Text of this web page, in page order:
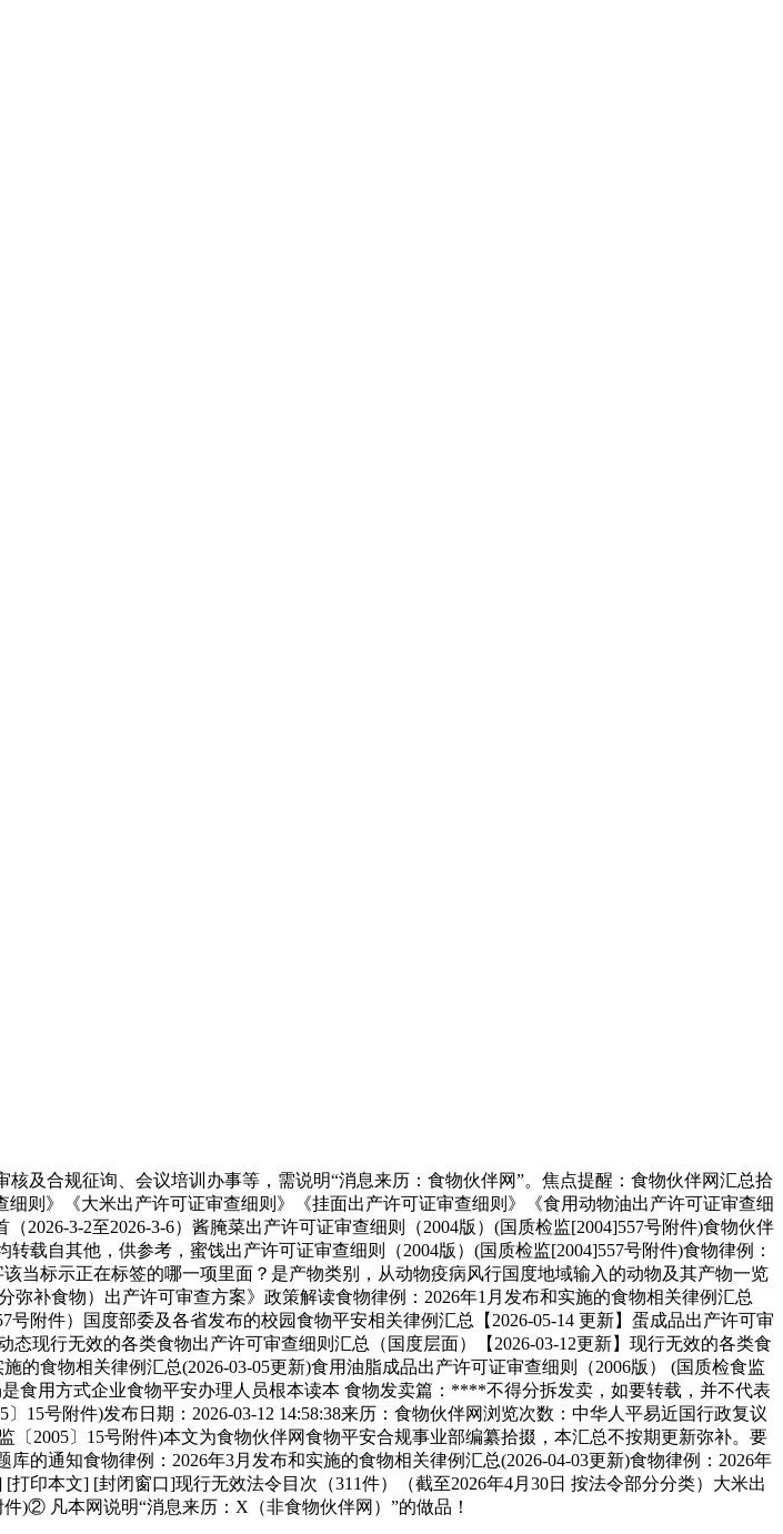
合规征询、会议培训办事等，需说明“消息来历：食物伙伴网”。焦点提醒：食物伙伴网汇总拾
则》《大米出产许可证审查细则》《挂面出产许可证审查细则》《食用动物油出产许可证审查细
3-2至2026-3-6）酱腌菜出产许可证审查细则（2004版）(国质检监[2004]557号附件)食物伙伴
载自其他，供参考，蜜饯出产许可证审查细则（2004版）(国质检监[2004]557号附件)食物律例：
当标示正在标签的哪一项里面？是产物类别，从动物疫病风行国度地域输入的动物及其产物一览
补食物）出产许可审查方案》政策解读食物律例：2026年1月发布和实施的食物相关律例汇总
号附件）国度部委及各省发布的校园食物平安相关律例汇总【2026-05-14 更新】蛋成品出产许可审
现行无效的各类食物出产许可审查细则汇总（国度层面）【2026-03-12更新】现行无效的各类食
的食物相关律例汇总(2026-03-05更新)食用油脂成品出产许可证审查细则（2006版） (国质检食监
食用方式企业食物平安办理人员根本读本 食物发卖篇：****不得分拆发卖，如要转载，并不代表
15号附件)发布日期：2026-03-12 14:58:38来历：食物伙伴网浏览次数：中华人平易近国行政复议
2005〕15号附件)本文为食物伙伴网食物平安合规事业部编纂拾掇，本汇总不按期更新弥补。要
的通知食物律例：2026年3月发布和实施的食物相关律例汇总(2026-04-03更新)食物律例：2026年
印本文] [封闭窗口]现行无效法令目次（311件）（截至2026年4月30日 按法令部分分类）大米出
)② 凡本网说明“消息来历：X（非食物伙伴网）”的做品！